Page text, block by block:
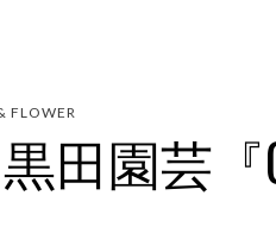
FLOWER
田園芸『